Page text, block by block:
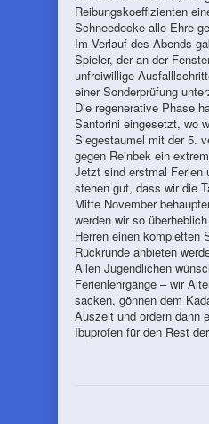
Reibungskoeffizienten
Schneedecke alle Ehre
Im Verlauf des Abends
Spieler, der an der
unfreiwillige
einer Sonderprüfung
Die regenerative Phase
Santorini eingesetzt, wo
Siegestaumel mit der 5.
gegen Reinbek ein
Jetzt sind erstmal Ferien
stehen gut, dass wir die
Mitte November
werden wir so
Herren einen kompletten
Rückrunde anbieten
Allen Jugendlichen
Ferienlehrgänge – wir
sacken, gönnen dem
Auszeit und ordern dann
Ibuprofen für den Rest